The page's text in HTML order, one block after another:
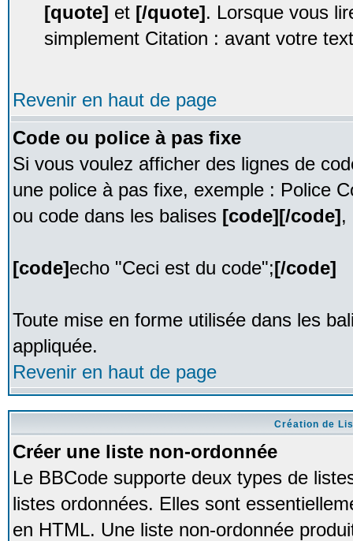
[quote] et [/quote]. Lorsque vous
simplement Citation : avant votre
Revenir en haut de page
Code ou police à pas fixe
Si vous voulez afficher des lignes de
une police à pas fixe, exemple : Police
ou code dans les balises [code][/code],
[code]echo "Ceci est du code";[/code]
Toute mise en forme utilisée dans les
appliquée.
Revenir en haut de page
Création de
Créer une liste non-ordonnée
Le BBCode supporte deux types de
listes ordonnées. Elles sont
en HTML. Une liste non-ordonnée